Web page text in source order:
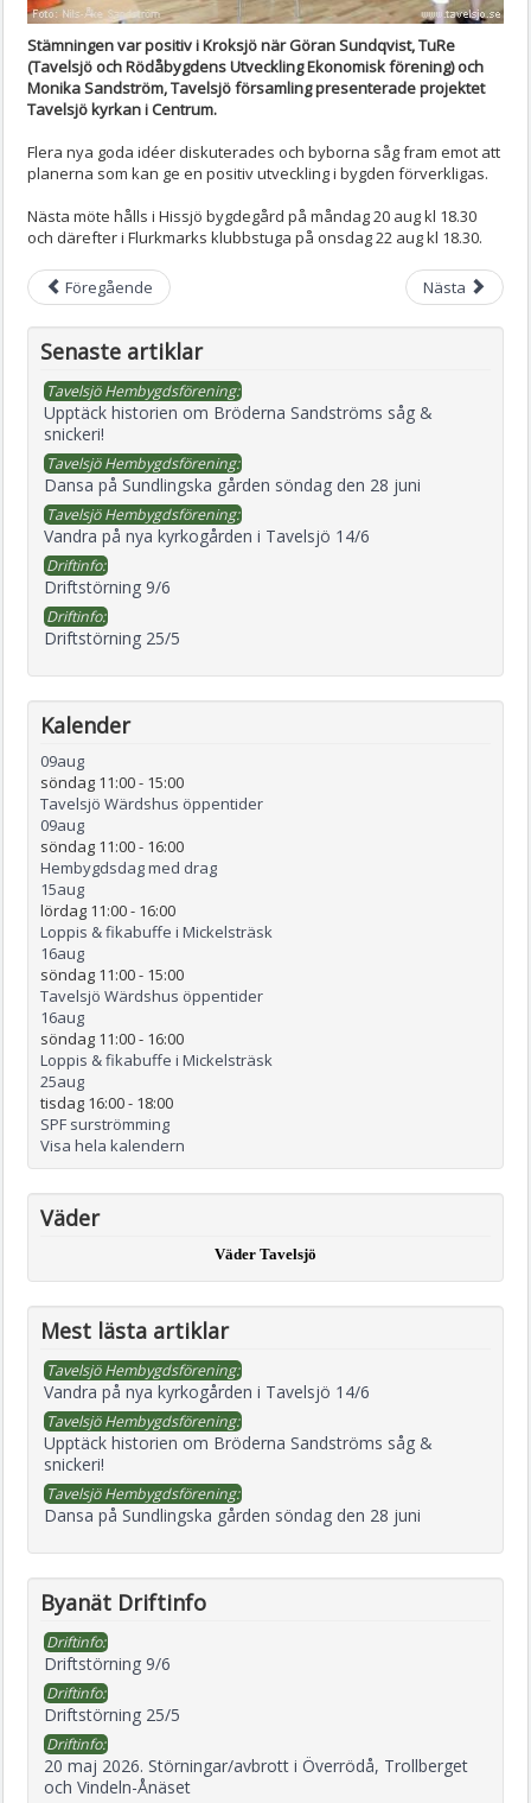
Stämningen var positiv i Kroksjö när Göran Sundqvist, TuRe
(Tavelsjö och Rödåbygdens Utveckling Ekonomisk förening) och
Monika Sandström, Tavelsjö församling presenterade projektet
Tavelsjö kyrkan i Centrum.
Flera nya goda idéer diskuterades och byborna såg fram emot att
planerna som kan ge en positiv utveckling i bygden förverkligas.
Nästa möte hålls i Hissjö bygdegård på måndag 20 aug kl 18.30
och därefter i Flurkmarks klubbstuga på onsdag 22 aug kl 18.30.
Föregående Nästa
Senaste artiklar
Tavelsjö Hembygdsförening:
Upptäck historien om Bröderna Sandströms såg &
snickeri!
Tavelsjö Hembygdsförening:
Dansa på Sundlingska gården söndag den 28 juni
Tavelsjö Hembygdsförening:
Vandra på nya kyrkogården i Tavelsjö 14/6
Driftinfo:
Driftstörning 9/6
Driftinfo:
Driftstörning 25/5
Kalender
09aug
söndag 11:00- 15:00
Tavelsjö Wärdshus öppentider
09aug
söndag 11:00- 16:00
Hembygdsdag med drag
15aug
lördag 11:00- 16:00
Loppis & fikabuffe i Mickelsträsk
16aug
söndag 11:00- 15:00
Tavelsjö Wärdshus öppentider
16aug
söndag 11:00- 16:00
Loppis & fikabuffe i Mickelsträsk
25aug
tisdag 16:00- 18:00
SPF surströmming
Visa hela kalendern
Väder
Väder Tavelsjö
Mest lästa artiklar
Tavelsjö Hembygdsförening:
Vandra på nya kyrkogården i Tavelsjö 14/6
Tavelsjö Hembygdsförening:
Upptäck historien om Bröderna Sandströms såg &
snickeri!
Tavelsjö Hembygdsförening:
Dansa på Sundlingska gården söndag den 28 juni
Byanät Driftinfo
Driftinfo:
Driftstörning 9/6
Driftinfo:
Driftstörning 25/5
Driftinfo:
20 maj 2026. Störningar/avbrott i Överrödå, Trollberget
och Vindeln-Ånäset